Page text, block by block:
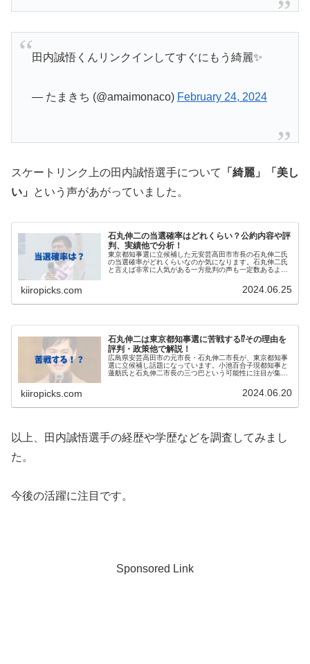
田内誠悟くんリンクインしてすぐにもう綺麗✨
— たまきち (@amaimonaco) February 24, 2024
スケートリンク上の田内誠悟選手について
「綺麗」「美し
い」
という声があがっていました。
石丸伸二の当選確率はどれくらい？公約内容や評
判、実績他で分析！
東京都知事選に立候補した元安芸高田市市長の石丸伸二氏
の当選確率がどれくらいなのか気になります。石丸伸二氏
と言えば非常に人気がある一方批判の声も一定数あるよう
kiiropicks.com 2024.06.25
石丸伸二は東京都知事選に苦戦する⁉その理由を
評判・政策他で解説！
広島県安芸高田市の元市長・石丸伸二市長が、東京都知事
選に立候補し話題になっています。小池百合子現都知事と
蓮舫氏と石丸伸二市長の三つ巴という可能性に注目が集ま
kiiropicks.com 2024.06.20
以上、田内誠悟選手の経歴や学歴などを調査してみまし
た。
今後の活躍に注目です。
Sponsored Link